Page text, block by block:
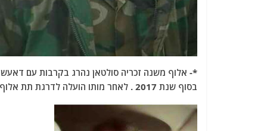
*- אלוף משנה זכריה סולטאן נהרג בקרבות עם
בסוף שנת 2017 . לאחר מותו הועלה לדרגת תת אלוף.